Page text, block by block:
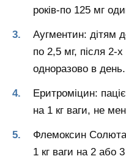
років-по 125 мг
Аугментин: дітям
по 2,5 мг, після 2-
одноразово в день.
Еритроміцин:
на 1 кг ваги, не
Флемоксин
1 кг ваги на 2 або